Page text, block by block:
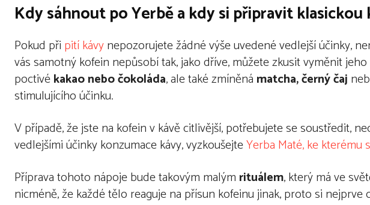
Kdy sáhnout po Yerbě a kdy si připravit klasickou
Pokud při pití kávynepozorujete žádné výše uvedené vedlejší účinky,
vás samotný kofein nepůsobí tak, jako dříve, můžete zkusit vyměnit
poctivékakao nebo čokoláda, ale také zmíněná matcha, černý čaj
stimulujícího účinku.
V případě, že jste na kofein v kávě citlivější, potřebujete se soustředit,
vedlejšími účinky konzumace kávy, vyzkoušejteYerba Maté, ke kterému
Příprava tohoto nápoje bude takovým malým rituálem, který má ve
nicméně, že každé tělo reaguje na přísun kofeinu jinak, proto si nejprve